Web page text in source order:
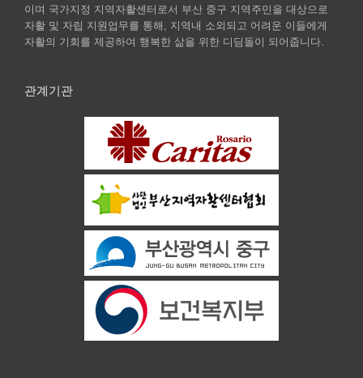
이며 국가지정 지역자활센터로서 부산 중구 지역주민을 대상으로
자활 및 자립 지원업무를 통해, 지역내 소외되고 어려운 이들에게
자활의 기회를 제공하여 행복한 삶을 위한 디딤돌이 되어줍니다.
관계기관